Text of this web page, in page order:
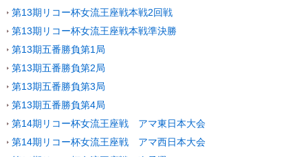
第13期リコー杯女流王座戦本戦2回戦
第13期リコー杯女流王座戦本戦準決勝
第13期五番勝負第1局
第13期五番勝負第2局
第13期五番勝負第3局
第13期五番勝負第4局
第14期リコー杯女流王座戦 アマ東日本大会
第14期リコー杯女流王座戦 アマ西日本大会